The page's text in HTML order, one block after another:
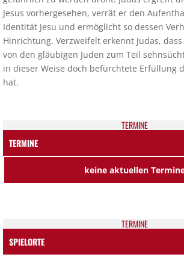
Jesus vorhergesehen, verrät er den
Identität Jesu und ermöglicht so dessen
Hinrichtung. Verzweifelt erkennt Judas,
von den gläubigen Juden zum Teil
in dieser Weise doch befürchtete Erfüllung
hat.
TER­MI­NE
TERMINE
keine aktuellen
TER­MI­NE
SPIELORTE